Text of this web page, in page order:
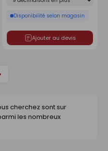
Disponibilité selon magasin
Ajouter au devis
cherchez sont sur
les nombreux